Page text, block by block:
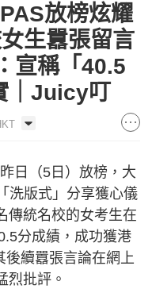
放榜炫耀
生囂張留言
宣稱「40.5
｜Juicy叮
日（5日）放榜，大
洗版式」分享獲心儀
傳統名校的女考生在
分成績，成功獲港
後續囂張言論在網上
烈批評。